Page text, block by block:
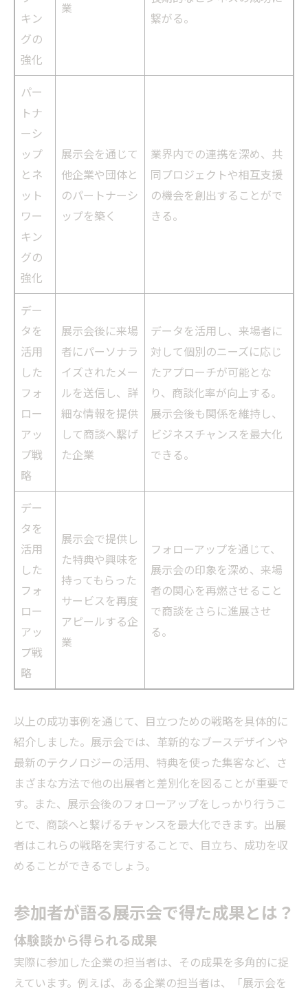
キン
グの
強化
業
繋がる。
パー
トナ
ーシ
ップ
とネ
ット
ワー
キン
グの
強化
展示会を通じて
他企業や団体と
のパートナーシ
ップを築く
業界内での連携を深め、共
同プロジェクトや相互支援
の機会を創出することがで
きる。
デー
タを
活用
した
フォ
ロー
アッ
プ戦
略
展示会後に来場
者にパーソナラ
イズされたメー
ルを送信し、詳
細な情報を提供
して商談へ繋げ
た企業
データを活用し、来場者に
対して個別のニーズに応じ
たアプローチが可能とな
り、商談化率が向上する。
展示会後も関係を維持し、
ビジネスチャンスを最大化
できる。
デー
タを
活用
した
フォ
ロー
アッ
プ戦
略
展示会で提供し
た特典や興味を
持ってもらった
サービスを再度
アピールする企
業
フォローアップを通じて、
展示会の印象を深め、来場
者の関心を再燃させること
で商談をさらに進展させ
る。
以上の成功事例を通じて、目立つための戦略を具体的に
紹介しました。展示会では、革新的なブースデザインや
最新のテクノロジーの活用、特典を使った集客など、さ
まざまな方法で他の出展者と差別化を図ることが重要で
す。また、展示会後のフォローアップをしっかり行うこ
とで、商談へと繋げるチャンスを最大化できます。出展
者はこれらの戦略を実行することで、目立ち、成功を収
めることができるでしょう。
参加者が語る展示会で得た成果とは？
体験談から得られる成果
実際に参加した企業の担当者は、その成果を多角的に捉
えています。例えば、ある企業の担当者は、「展示会を